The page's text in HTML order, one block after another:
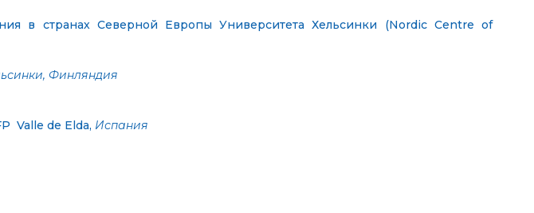
в странах Северной Европы Университета Хельсинки (Nordic Centre of
Финляндия
Valle de Elda, Испания